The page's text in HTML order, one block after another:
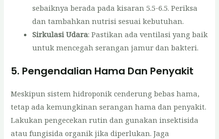
sebaiknya berada pada kisaran 5.5-6.5. Periksa
dan tambahkan nutrisi sesuai kebutuhan.
Sirkulasi Udara: Pastikan ada ventilasi yang baik
untuk mencegah serangan jamur dan bakteri.
5. Pengendalian Hama Dan Penyakit
Meskipun sistem hidroponik cenderung bebas hama,
tetap ada kemungkinan serangan hama dan penyakit.
Lakukan pengecekan rutin dan gunakan insektisida
atau fungisida organik jika diperlukan. Jaga